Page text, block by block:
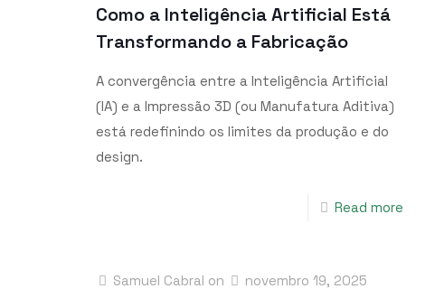
Como a Inteligência Artificial Está
Transformando a Fabricação
A convergência entre a Inteligência Artificial
(IA) e a Impressão 3D (ou Manufatura Aditiva)
está redefinindo os limites da produção e do
design.
Read more
Samuel Cabral on novembro 19, 2025